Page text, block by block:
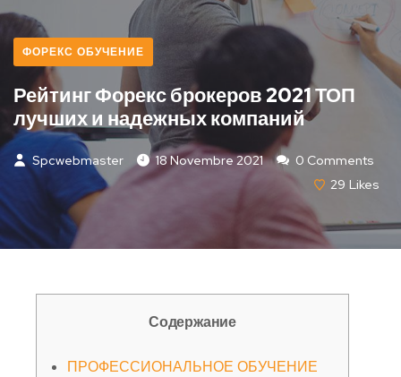
ФОРЕКС ОБУЧЕНИЕ
Рейтинг Форекс брокеров 2021 ТОП
лучших и надежных компаний
Spcwebmaster 18 Novembre 2021
0 Comments
29 Likes
Содержание
ПРОФЕССИОНАЛЬНОЕ ОБУЧЕНИЕ